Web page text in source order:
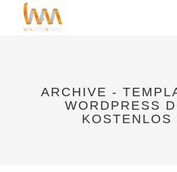
ARCHIVE -
WORDPRESS
KOSTENLOS